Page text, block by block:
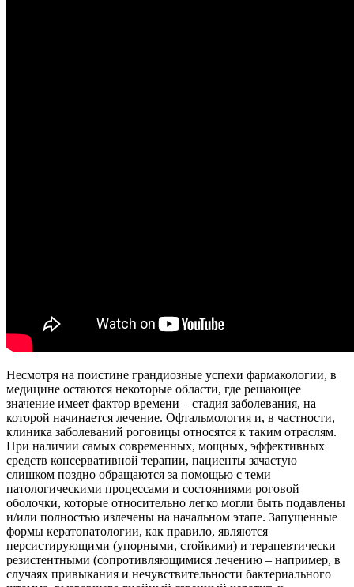
Несмотря на поистине грандиозные успехи фармакологии, в
медицине остаются некоторые области, где решающее
значение имеет фактор времени – стадия заболевания, на
которой начинается лечение. Офтальмология и, в частности,
клиника заболеваний роговицы относятся к таким отраслям.
При наличии самых современных, мощных, эффективных
средств консервативной терапии, пациенты зачастую
слишком поздно обращаются за помощью с теми
патологическими процессами и состояниями роговой
оболочки, которые относительно легко могли быть подавлены
и/или полностью излечены на начальном этапе. Запущенные
формы кератопатологии, как правило, являются
персистирующими (упорными, стойкими) и терапевтически
резистентными (сопротивляющимися лечению – например, в
случаях привыкания и нечувствительности бактериального